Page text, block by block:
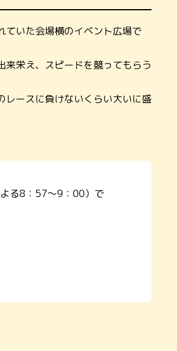
いた会場横のイベント広場で
栄え、スピードを競ってもらう
ースに負けないくらい大いに盛
る8：57～9：00）で